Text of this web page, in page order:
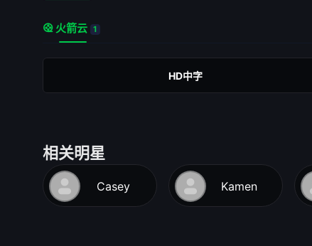
火箭云 1
HD中字
相关明星
Casey Kamen